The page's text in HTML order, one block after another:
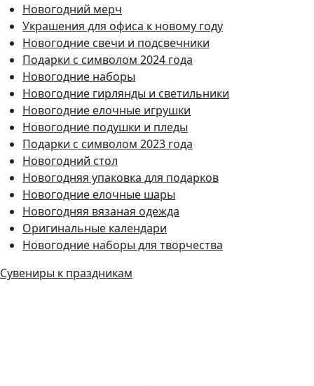
Новогодний мерч
Украшения для офиса к новому году
Новогодние свечи и подсвечники
Подарки с символом 2024 года
Новогодние наборы
Новогодние гирлянды и светильники
Новогодние елочные игрушки
Новогодние подушки и пледы
Подарки с символом 2023 года
Новогодний стол
Новогодняя упаковка для подарков
Новогодние елочные шары
Новогодняя вязаная одежда
Оригинальные календари
Новогодние наборы для творчества
Сувениры к праздникам